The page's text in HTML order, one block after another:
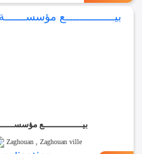
بيــــــــــــــع
Zaghouan , Zaghouan ville